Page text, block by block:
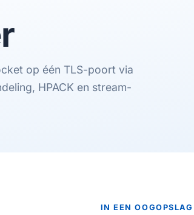
op één TLS-poort via
HPACK en stream-
IN EEN OOGOPSLAG